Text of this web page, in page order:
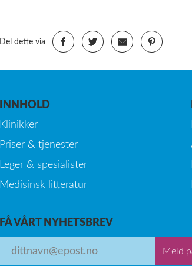
Del dette via
INNHOLD
Klinikker
Priser & tjenester
Leger & spesialister
Medisinsk litteratur
FÅ VÅRT NYHETSBREV
Meld